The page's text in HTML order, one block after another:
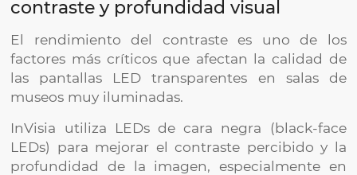
contraste y profundidad visual
El rendimiento del contraste es uno de los
factores más críticos que afectan la calidad de
las pantallas LED transparentes en salas de
museos muy iluminadas.
InVisia utiliza LEDs de cara negra (black-face
LEDs) para mejorar el contraste percibido y la
profundidad de la imagen, especialmente en